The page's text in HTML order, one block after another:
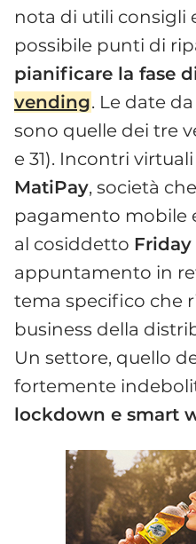
nota di utili consigli
possibile punti di
pianificare la fase
vending. Le date
sono quelle dei tre
e 31). Incontri
MatiPay, società
pagamento mobile
al cosiddetto Friday
appuntamento in
tema specifico che
business della
Un settore, quello
fortemente
lockdown e smart